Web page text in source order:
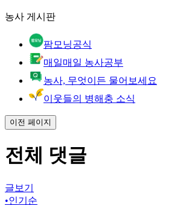
농사 게시판
팜모닝공식
매일매일 농사공부
농사, 무엇이든 물어보세요
이웃들의 병해충 소식
이전 페이지
전체 댓글
글보기
•인기순